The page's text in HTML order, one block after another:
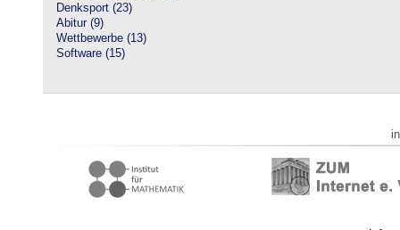
Denksport (23)
Abitur (9)
Wettbewerbe (13)
Software (15)